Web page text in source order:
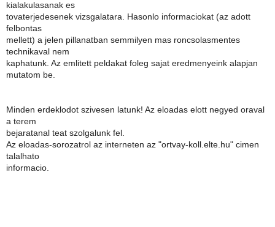
kialakulasanak es
tovaterjedesenek vizsgalatara. Hasonlo informaciokat (az adott
felbontas
mellett) a jelen pillanatban semmilyen mas roncsolasmentes
technikaval nem
kaphatunk. Az emlitett peldakat foleg sajat eredmenyeink alapjan
mutatom be.
Minden erdeklodot szivesen latunk! Az eloadas elott negyed oraval
a terem
bejaratanal teat szolgalunk fel.
Az eloadas-sorozatrol az interneten az "ortvay-koll.elte.hu" cimen
talalhato
informacio.